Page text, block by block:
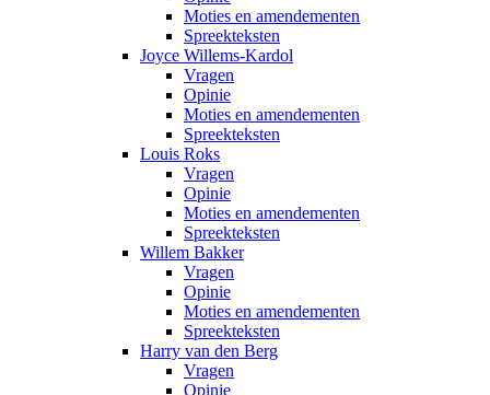
Moties en amendementen
Spreekteksten
Joyce Willems-Kardol
Vragen
Opinie
Moties en amendementen
Spreekteksten
Louis Roks
Vragen
Opinie
Moties en amendementen
Spreekteksten
Willem Bakker
Vragen
Opinie
Moties en amendementen
Spreekteksten
Harry van den Berg
Vragen
Opinie